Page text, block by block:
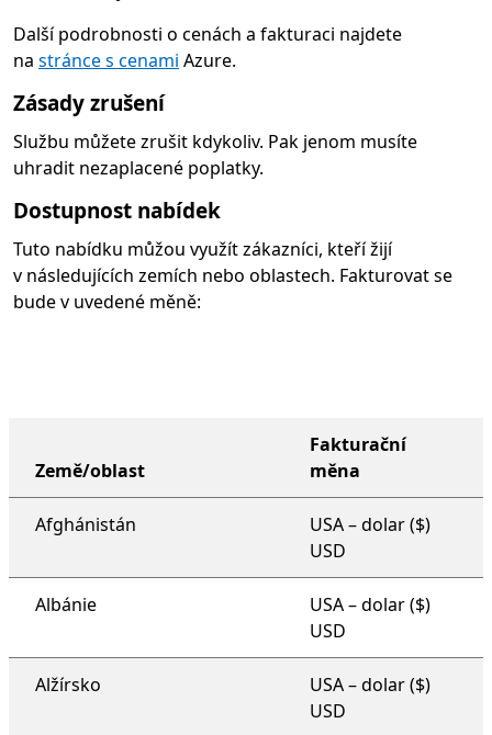
Další podrobnosti o cenách a fakturaci najdete
na stránce s cenami Azure.
Zásady zrušení
Službu můžete zrušit kdykoliv. Pak jenom musíte
uhradit nezaplacené poplatky.
Dostupnost nabídek
Tuto nabídku můžou využít zákazníci, kteří žijí
v následujících zemích nebo oblastech. Fakturovat se
bude v uvedené měně:
Země/oblast
Fakturační
měna
Afghánistán
USA – dolar ($)
USD
Albánie
USA – dolar ($)
USD
Alžírsko
USA – dolar ($)
USD